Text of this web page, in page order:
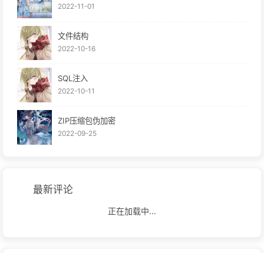
2022-11-01
文件结构
2022-10-16
SQL注入
2022-10-11
ZIP压缩包伪加密
2022-09-25
最新评论
正在加载中...